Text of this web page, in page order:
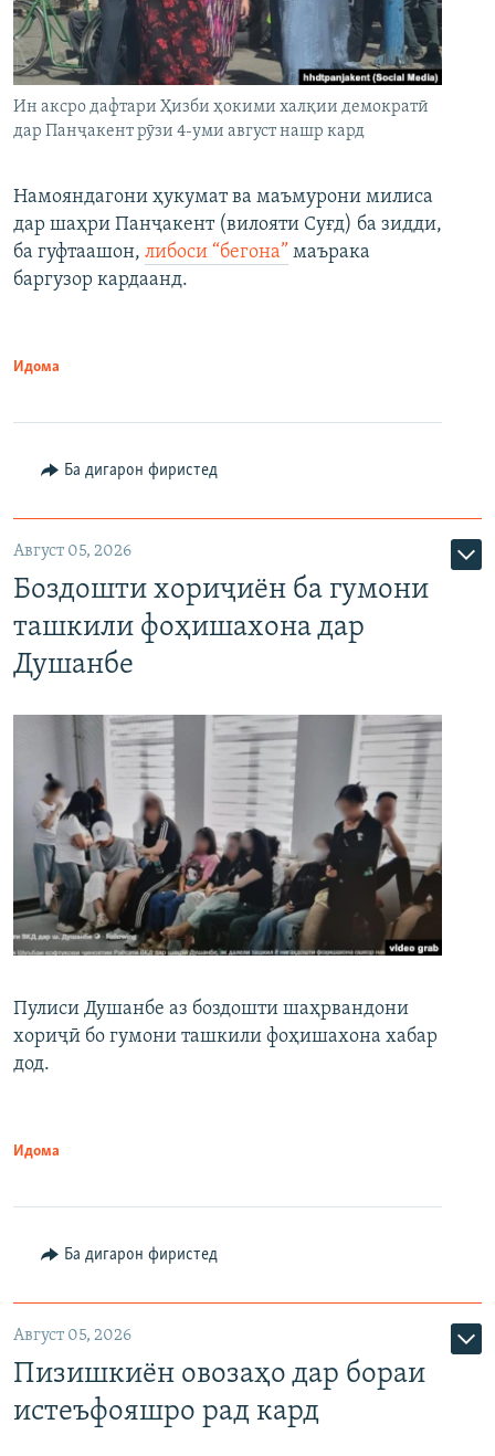
Ин аксро дафтари Ҳизби ҳокими халқии демократӣ
дар Панҷакент рӯзи 4-уми август нашр кард
Намояндагони ҳукумат ва маъмурони милиса
дар шаҳри Панҷакент (вилояти Суғд) ба зидди,
ба гуфтаашон, либоси “бегона” маърака
баргузор кардаанд.
Идома
Ба дигарон фиристед
Август 05, 2026
Боздошти хориҷиён ба гумони
ташкили фоҳишахона дар
Душанбе
Пулиси Душанбе аз боздошти шаҳрвандони
хориҷӣ бо гумони ташкили фоҳишахона хабар
дод.
Идома
Ба дигарон фиристед
Август 05, 2026
Пизишкиён овозаҳо дар бораи
истеъфояшро рад кард